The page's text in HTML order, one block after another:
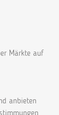
Märkte auf
anbieten